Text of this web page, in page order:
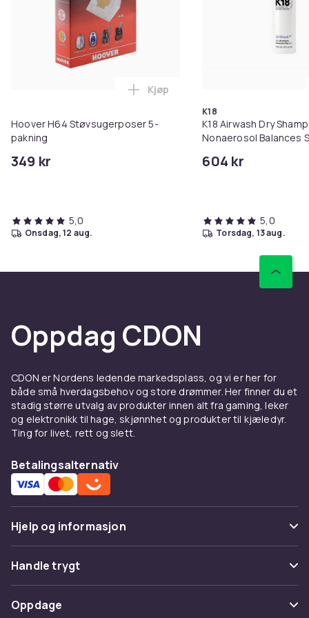
Hoover H64 Støvsugerposer 5-
pakning
349 kr
Legg Hoover H64
Kjøp
5,0
onsdag, 12 aug.
K18
K18 Airwash Dry
Nonaerosol Balances
604 kr
5,0
torsdag, 13 aug.
Oppdag CDON
CDON er Nordens ledende markedsplass, og vi er her for
både små hverdagsbehov og store drømmer. Her finner du et
stadig større utvalg av produkter innen alt fra gaming, leker
og elektronikk til hage, skjønnhet og produkter til kjæledyr.
Ting for livet, rett og slett.
Betalingsalternativ
Hjelp og informasjon
Vanlige spørsmål
Spor pakke
Handle trygt
Betaling
Oppdage